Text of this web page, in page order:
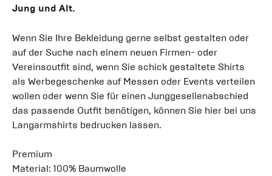
Jung und Alt.
Wenn Sie Ihre Bekleidung gerne selbst gestalten oder
auf der Suche nach einem neuen Firmen- oder
Vereinsoutfit sind, wenn Sie schick gestaltete Shirts
als Werbegeschenke auf Messen oder Events verteilen
wollen oder wenn Sie für einen Junggesellenabschied
das passende Outfit benötigen, können Sie hier bei uns
Langarmshirts bedrucken lassen.
Premium
Material: 100% Baumwolle